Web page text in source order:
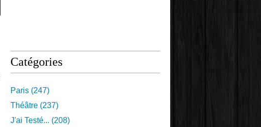
Catégories
Paris (247)
Théâtre (237)
J'ai Testé... (208)